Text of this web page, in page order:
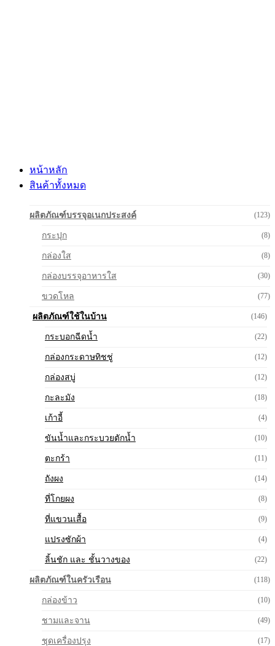
หน้าหลัก
สินค้าทั้งหมด
ผลิตภัณฑ์บรรจุอเนกประสงค์ (123)
กระปุก (8)
กล่องใส (8)
กล่องบรรจุอาหารใส (30)
ขวดโหล (77)
ผลิตภัณฑ์ใช้ในบ้าน (146)
กระบอกฉีดน้ำ (22)
กล่องกระดาษทิชชู่ (12)
กล่องสบู่ (12)
กะละมัง (18)
เก้าอี้ (4)
ขันน้ำและกระบวยตักน้ำ (10)
ตะกร้า (11)
ถังผง (14)
ที่โกยผง (8)
ที่แขวนเสื้อ (9)
แปรงซักผ้า (4)
ลิ้นชัก และ ชั้นวางของ (22)
ผลิตภัณฑ์ในครัวเรือน (118)
กล่องข้าว (10)
ชามและจาน (49)
ชุดเครื่องปรุง (17)